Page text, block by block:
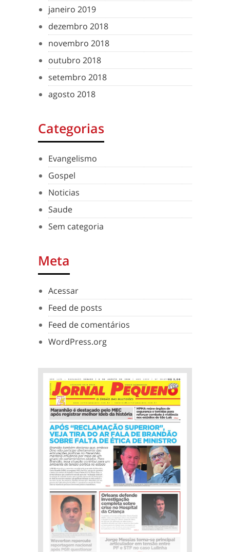
janeiro 2019
dezembro 2018
novembro 2018
outubro 2018
setembro 2018
agosto 2018
Categorias
Evangelismo
Gospel
Noticias
Saude
Sem categoria
Meta
Acessar
Feed de posts
Feed de comentários
WordPress.org